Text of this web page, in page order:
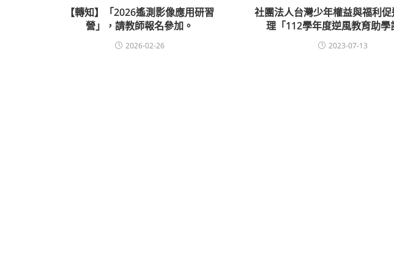
【轉知】「2026遙測影像應用研習
營」，請教師報名參加。
2026-02-26
社團法人台灣少年權益與福利
理「112學年度逆風教育助學
2023-07-13